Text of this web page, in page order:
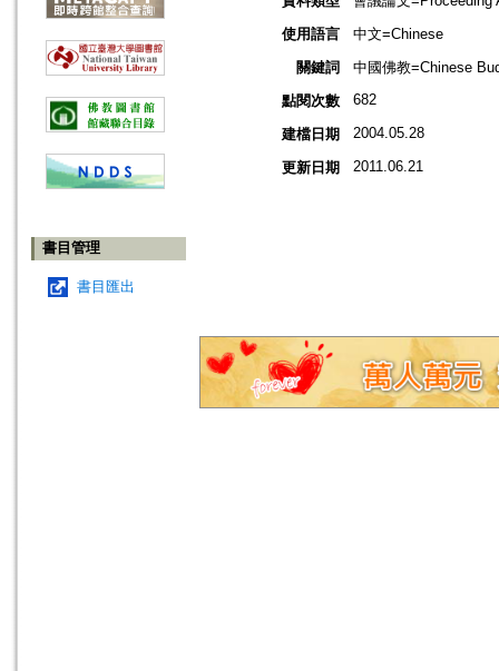
書目管理
書目匯出
使用語言
中文=Chinese
關鍵詞
中國佛教=Chinese
點閱次數
682
建檔日期 2004.05.28
更新日期 2011.06.21